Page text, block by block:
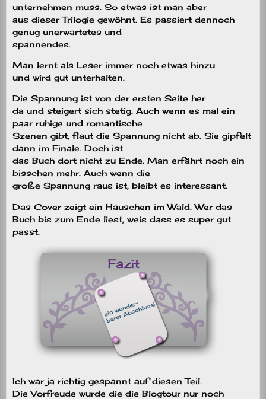
unternehmen muss. So etwas ist man aber
aus dieser Trilogie gewöhnt. Es passiert dennoch
genug unerwartetes und
spannendes.
Man lernt als Leser immer noch etwas hinzu
und wird gut unterhalten.
Die Spannung ist von der ersten Seite her
da und steigert sich stetig. Auch wenn es mal ein
paar ruhige und romantische
Szenen gibt, flaut die Spannung nicht ab. Sie gipfelt
dann im Finale. Doch ist
das Buch dort nicht zu Ende. Man erfährt noch ein
bisschen mehr. Auch wenn die
große Spannung raus ist, bleibt es interessant.
Das Cover zeigt ein Häuschen im Wald. Wer das
Buch bis zum Ende liest, weis dass es super gut
passt.
Ich war ja richtig gespannt auf diesen Teil.
Die Vorfreude wurde die die Blogtour nur noch